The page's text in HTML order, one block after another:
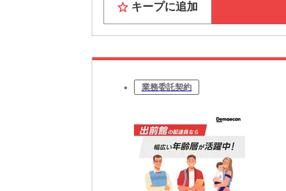
キープに追加
業務委託契約